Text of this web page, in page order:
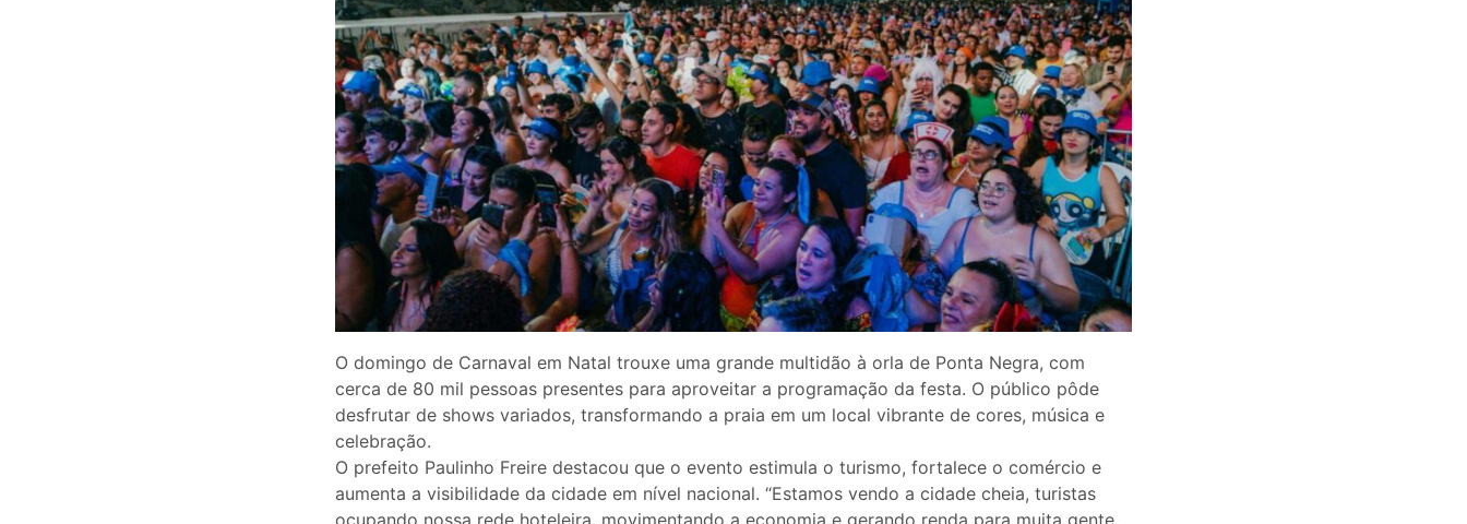
O domingo de Carnaval em Natal trouxe uma grande multidão à orla de Ponta Negra, com
cerca de 80 mil pessoas presentes para aproveitar a programação da festa. O público pôde
desfrutar de shows variados, transformando a praia em um local vibrante de cores, música e
celebração.
O prefeito Paulinho Freire destacou que o evento estimula o turismo, fortalece o comércio e
aumenta a visibilidade da cidade em nível nacional. “Estamos vendo a cidade cheia, turistas
ocupando nossa rede hoteleira, movimentando a economia e gerando renda para muita gente.